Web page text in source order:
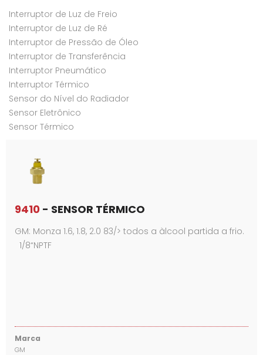
Interruptor de Luz de Freio
Interruptor de Luz de Ré
Interruptor de Pressão de Óleo
Interruptor de Transferência
Interruptor Pneumático
Interruptor Térmico
Sensor do Nível do Radiador
Sensor Eletrônico
Sensor Térmico
9410 - SENSOR TÉRMICO
GM: Monza 1.6, 1.8, 2.0 83/> todos a àlcool partida a frio.
1/8“NPTF
Marca
GM